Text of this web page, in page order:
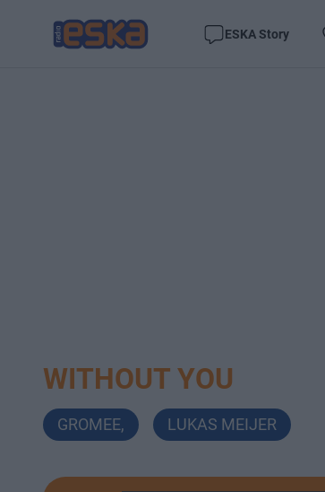
ESKA Story
WITHOUT YOU
GROMEE, LUKAS MEIJER